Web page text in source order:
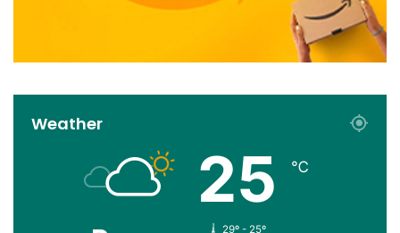
Weather
25 ℃
29º - 25º